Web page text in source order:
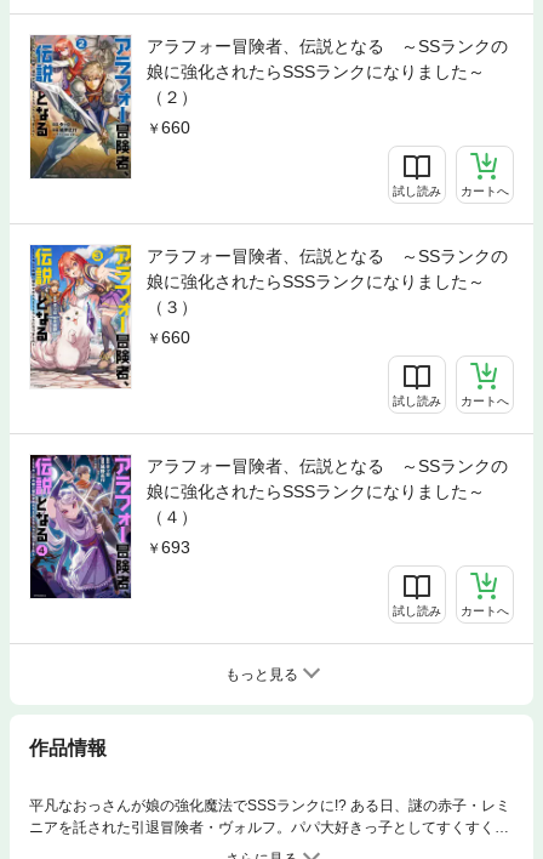
アラフォー冒険者、伝説となる ～SSランクの
娘に強化されたらSSSランクになりました～
（２）
660
試し読み カートへ
アラフォー冒険者、伝説となる ～SSランクの
娘に強化されたらSSSランクになりました～
（３）
660
試し読み カートへ
アラフォー冒険者、伝説となる ～SSランクの
娘に強化されたらSSSランクになりました～
（４）
693
試し読み カートへ
もっと見る
作品情報
平凡なおっさんが娘の強化魔法でSSSランクに!? ある日、謎の赤子・レミ
ニアを託された引退冒険者・ヴォルフ。パパ大好きっ子としてすくすく成
長した彼女は【大勇者】の称号を得て王宮に仕えることになった。離れて